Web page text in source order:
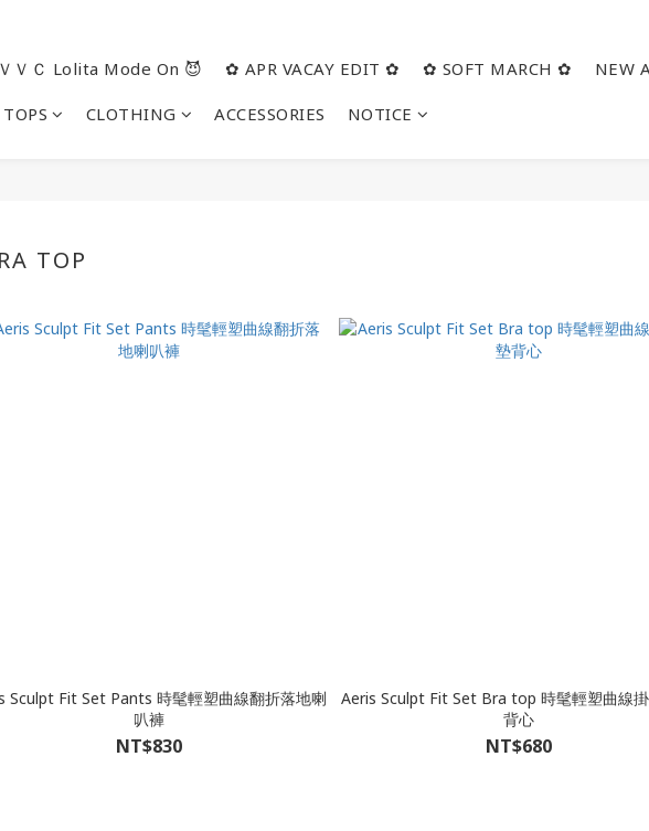
ＶＣ Lolita Mode On 😈 ✿ APR VACAY EDIT ✿ ✿ SOFT MARCH ✿ NEW
TOPS CLOTHING ACCESSORIES NOTICE
TOP
Sculpt Fit Set Pants 時髦輕塑曲線翻折落地喇
叭褲
NT$830
Aeris Sculpt Fit Set Bra top 時髦輕塑曲線掛脖胸墊
背心
NT$680